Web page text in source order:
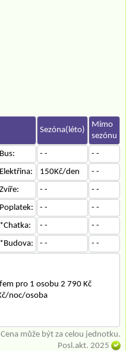
Sezóna(léto)
Mimo
sezónu
Bus: - -
- -
Elektřina: 150Kč/den
- -
Zvíře: - -
- -
Poplatek: - -
- -
*Chatka: - -
- -
*Budova: - -
- -
pro 1 osobu 2 790 Kč
noc/osoba
může být za celou jednotku.
Posl.akt. 2025